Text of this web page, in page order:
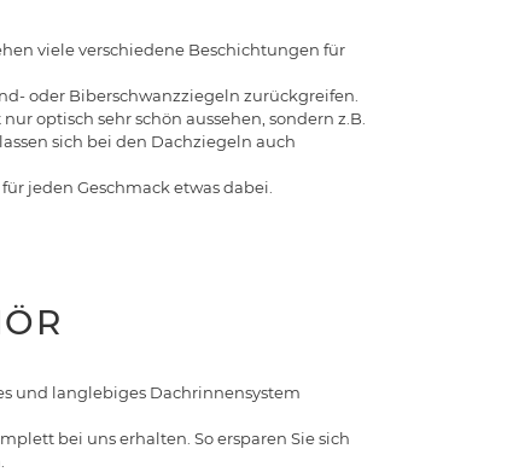
viele verschiedene Beschichtungen für
oder Biberschwanzziegeln zurückgreifen.
optisch sehr schön aussehen, sondern z.B.
sich bei den Dachziegeln auch
jeden Geschmack etwas dabei.
und langlebiges Dachrinnensystem
bei uns erhalten. So ersparen Sie sich